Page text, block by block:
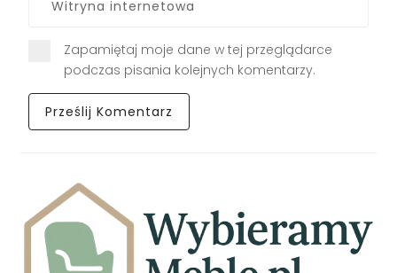
Zapamiętaj moje dane w tej przeglądarce
podczas pisania kolejnych komentarzy.